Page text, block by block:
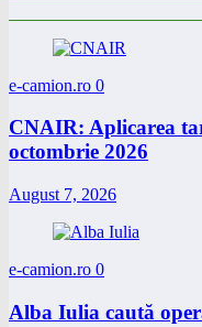
e-camion.ro 0
CNAIR: Aplicarea
octombrie 2026
August 7, 2026
e-camion.ro 0
Alba Iulia caută